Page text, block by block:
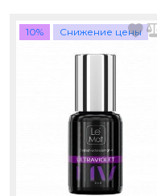
10% Снижение цены